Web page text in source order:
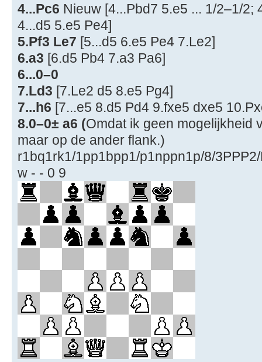
4...Pc6 Nieuw [4...Pbd7 5.e5 ... 1/2–1/2;
4...d5 5.e5 Pe4]
5.Pf3 Le7 [5...d5 6.e5 Pe4 7.Le2]
6.a3 [6.d5 Pb4 7.a3 Pa6]
6...0–0
7.Ld3 [7.Le2 d5 8.e5 Pg4]
7...h6 [7...e5 8.d5 Pd4 9.fxe5 dxe5
8.0–0± a6 (Omdat ik geen mogelijkheid
maar op de ander flank.)
r1bq1rk1/1pp1bpp1/p1nppn1p/8/
w - - 0 9